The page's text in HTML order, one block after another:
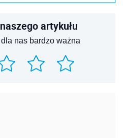
artykułu
nas bardzo ważna